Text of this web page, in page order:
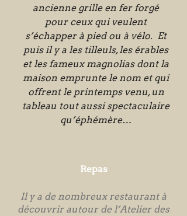
ancienne grille en fer forgé
pour ceux qui veulent
s’échapper à pied ou à vélo. Et
puis il y a les tilleuls, les érables
et les fameux magnolias dont la
maison emprunte le nom et qui
offrent le printemps venu, un
tableau tout aussi spectaculaire
qu’éphémère…
Repas
Il y a de nombreux restaurant à
découvrir autour de l’Atelier des